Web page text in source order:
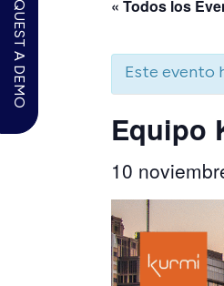
« Todos los
Este evento
Equipo
10
REQUEST A DEMO